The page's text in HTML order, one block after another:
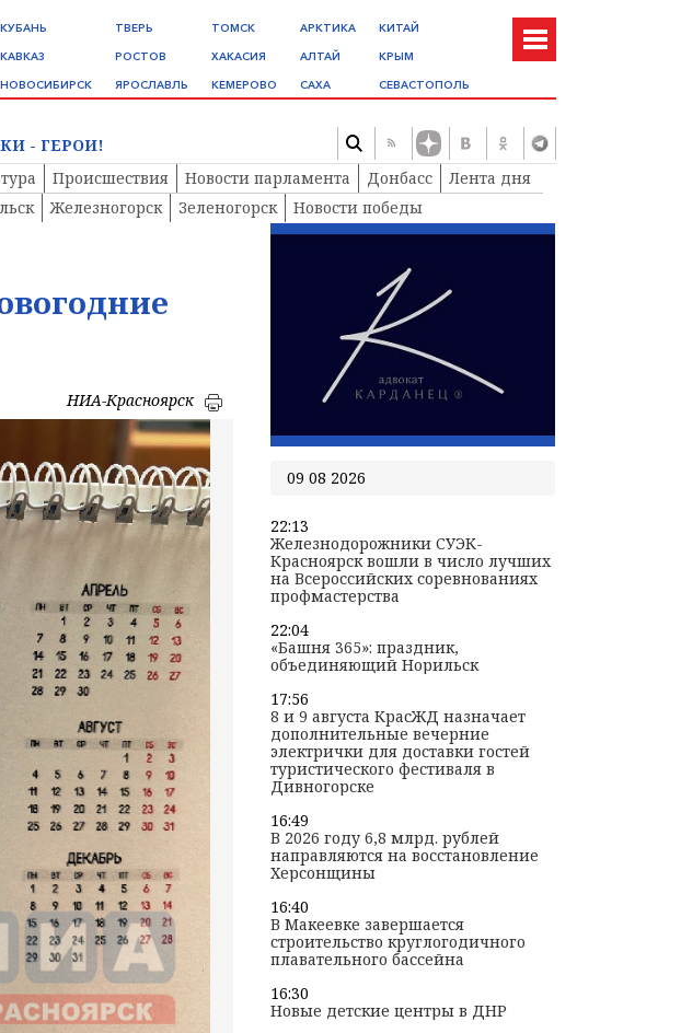
КУБАНЬ
КАВКАЗ
НОВОСИБИРСК
ТВЕРЬ
РОСТОВ
ЯРОСЛАВЛЬ
ТОМСК
ХАКАСИЯ
КЕМЕРОВО
АРКТИКА
АЛТАЙ
САХА
КИТАЙ
КРЫМ
СЕВАСТОПОЛЬ
- ГЕРОИ!
Происшествия Новости парламента Донбасс
Лента дня
Железногорск Зеленогорск
Новости победы
НИА-Красноярск
09 08 2026
22:13
Железнодорожники СУЭК-
Красноярск вошли в число лучших
на Всероссийских соревнованиях
профмастерства
22:04
«Башня 365»: праздник,
объединяющий Норильск
17:56
8 и 9 августа КрасЖД назначает
дополнительные вечерние
электрички для доставки гостей
туристического фестиваля в
Дивногорске
16:49
В 2026 году 6,8 млрд. рублей
направляются на восстановление
Херсонщины
16:40
В Макеевке завершается
строительство круглогодичного
плавательного бассейна
16:30
Новые детские центры в ДНР